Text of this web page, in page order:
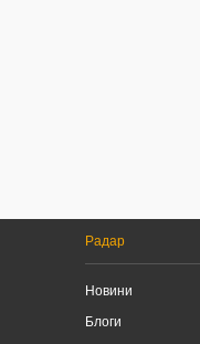
Радар
Новини
Блоги